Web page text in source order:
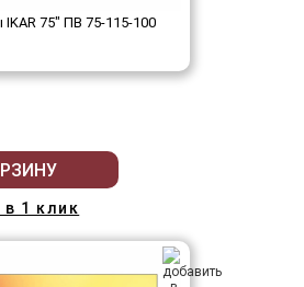
75" ПВ 75-115-100
в 1 клик